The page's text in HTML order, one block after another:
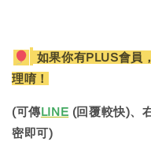
如果你有PLUS會員
理唷！
(可傳LINE (回覆較快)、
密即可)